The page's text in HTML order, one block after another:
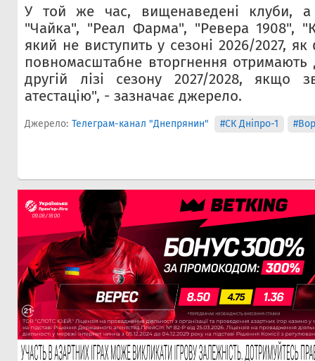
У той же час, вищенаведені клуби, а
"Чайка", "Реал Фарма", "Ревера 1908",
який не виступить у сезоні 2026/2027,
повномасштабне вторгнення отримають
другій лізі сезону 2027/2028, якщо
атестацію", - зазначає джерело.
Джерело: Телеграм-канал "Днепрянин" #СК Дніпро-1